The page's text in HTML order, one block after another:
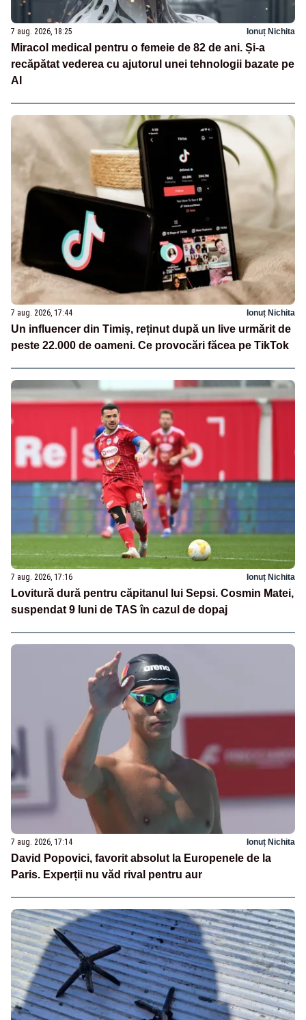
7 aug. 2026, 18:25 Ionuț Nichita
Miracol medical pentru o femeie de 82 de ani. Și-a
recăpătat vederea cu ajutorul unei tehnologii bazate pe
AI
7 aug. 2026, 17:44 Ionuț Nichita
Un influencer din Timiș, reținut după un live urmărit de
peste 22.000 de oameni. Ce provocări făcea pe TikTok
7 aug. 2026, 17:16 Ionuț Nichita
Lovitură dură pentru căpitanul lui Sepsi. Cosmin Matei,
suspendat 9 luni de TAS în cazul de dopaj
7 aug. 2026, 17:14 Ionuț Nichita
David Popovici, favorit absolut la Europenele de la
Paris. Experții nu văd rival pentru aur